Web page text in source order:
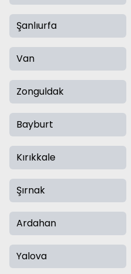
Şanlıurfa
Van
Zonguldak
Bayburt
Kırıkkale
Şırnak
Ardahan
Yalova